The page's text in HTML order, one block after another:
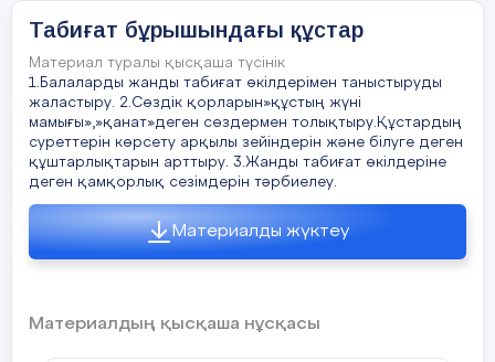
Goud monnig,could saan
Goud monnig,mai frends
Goud monnic,dia gests
Wi yinne q ol ze qeste
Табиғат бұрышындағы құстар
Материал туралы қысқаша түсінік
1.Балаларды жанды табиғат өкілдерімен таныстыруды
жаластыру. 2.Сөздік қорларын»құстың жүні
мамығы»,»қанат»деген сөздермен толықтыру.Құстардың
суреттерін көрсету арқылы зейіндерін және білуге деген
құштарлықтарын арттыру. 3.Жанды табиғат өкілдеріне
деген қамқорлық сезімдерін тәрбиелеу.
Материалды жүктеу
Материалдың қысқаша нұсқасы